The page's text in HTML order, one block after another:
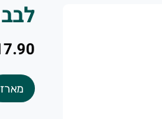
לצרכן.
מארז